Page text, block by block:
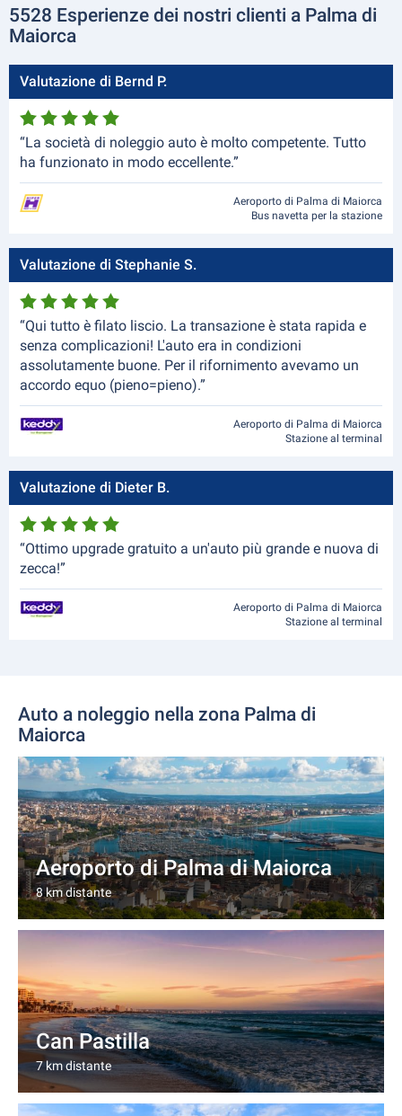
5528 Esperienze dei nostri clienti a Palma di
Maiorca
Valutazione di Bernd P.
“La società di noleggio auto è molto competente. Tutto
ha funzionato in modo eccellente.”
Aeroporto di Palma di Maiorca
Bus navetta per la stazione
Valutazione di Stephanie S.
“Qui tutto è filato liscio. La transazione è stata rapida e
senza complicazioni! L'auto era in condizioni
assolutamente buone. Per il rifornimento avevamo un
accordo equo (pieno=pieno).”
Aeroporto di Palma di Maiorca
Stazione al terminal
Valutazione di Dieter B.
“Ottimo upgrade gratuito a un'auto più grande e nuova di
zecca!”
Aeroporto di Palma di Maiorca
Stazione al terminal
Auto a noleggio nella zona Palma di
Maiorca
Aeroporto di Palma di Maiorca
8 km distante
Can Pastilla
7 km distante